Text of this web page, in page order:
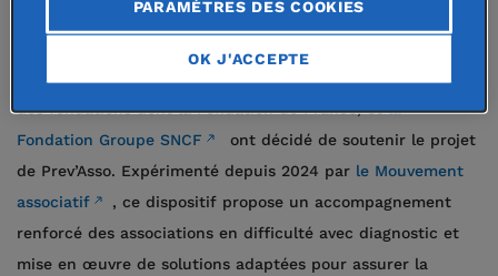
Pour aider les associations employeuses les plus fragilisées,
des fondations dont la Fondation de France, etla
Fondation Groupe SNCF
ont décidé de soutenir le projet
de Prev’Asso. Expérimenté depuis 2024 par le Mouvement
associatif
, ce dispositif propose un accompagnement
renforcé des associations en difficulté avec diagnostic et
mise en œuvre de solutions adaptées pour assurer la
PARAMÈTRES DES COOKIES
OK J'ACCEPTE